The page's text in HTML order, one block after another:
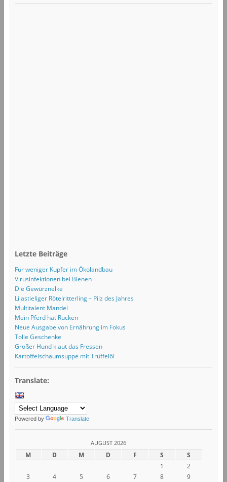
Letzte Beiträge
Für weniger Kupfer im Ökolandbau
Virusinfektionen bei Bienen
Die Gewürznelke
Lilastieliger Rötelritterling – Pilz des Jahres
Multitalent Mandel
Mein Pferd hat Rücken
Neue Ausgabe von Ernährung im Fokus
Tolle Geschenke
Großer Hund klaut das Fressen
Kartoffelschaumsuppe mit Trüffelöl
Translate:
Powered by Translate
AUGUST 2026
M D M D F S S
1
2
3
4 5 6 7 8
9